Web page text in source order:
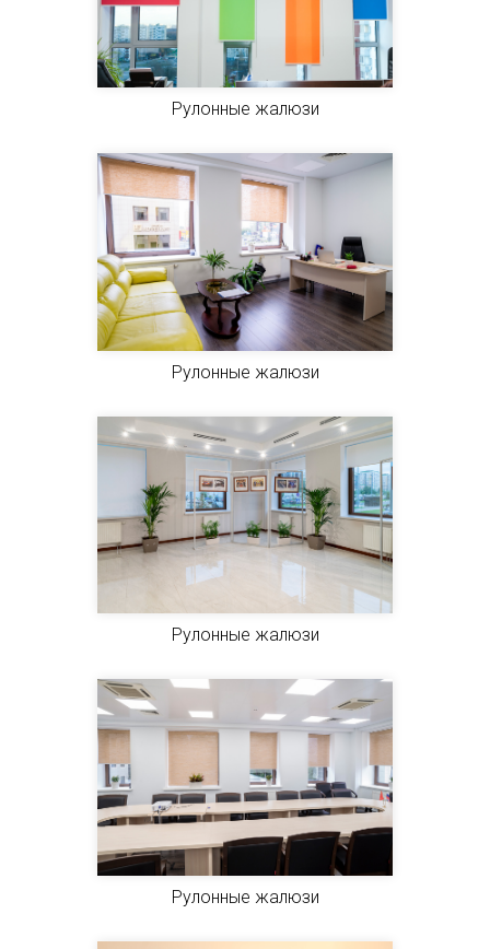
Рулонные жалюзи
Рулонные жалюзи
Рулонные жалюзи
Рулонные жалюзи